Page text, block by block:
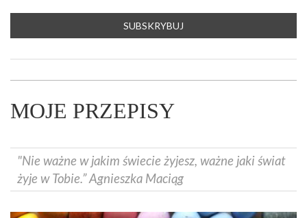
MOJE PRZEPISY
"Nie ważne w jakim świecie żyjesz, ważne jaki świat
żyje w Tobie.” Agnieszka Maciąg